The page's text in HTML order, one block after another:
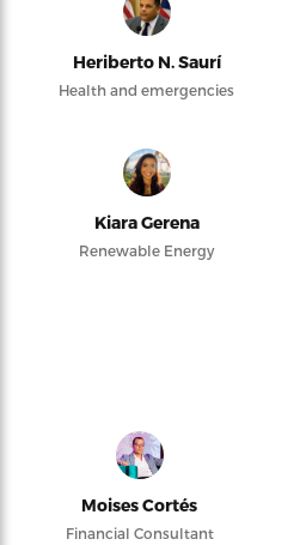
Heriberto N. Saurí
Health and emergencies
Kiara Gerena
Renewable Energy
Moises Cortés
Financial Consultant